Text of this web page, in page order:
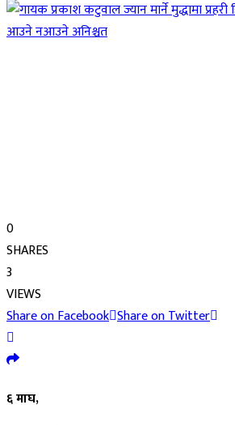
0
SHARES
3
VIEWS
Share on Facebook Share on Twitter
६ माघ,